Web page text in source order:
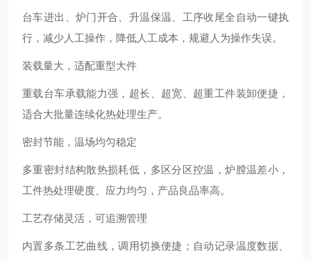
台车进出、炉门开合、升温保温、工序收尾全自动一键执
行，减少人工操作，降低人工成本，规避人为操作失误。
装载量大，适配重型大件
重载台车承载能力强，超长、超宽、超重工件装卸便捷，
适合大批量连续化热处理生产。
密封节能，温场均匀稳定
多重密封结构散热损耗低，多区分区控温，炉膛温差小，
工件热处理硬度、应力均匀，产品良品率高。
工艺存储灵活，可追溯管理
内置多条工艺曲线，调用切换便捷；自动记录温度数据、